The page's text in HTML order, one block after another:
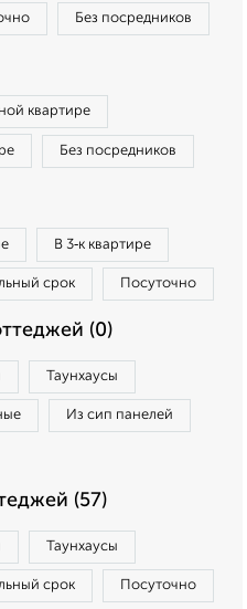
Без посредников
квартире
Без посредников
В 3‑к квартире
срок Посуточно
(0)
Таунхаусы
Из сип панелей
(57)
Таунхаусы
срок Посуточно